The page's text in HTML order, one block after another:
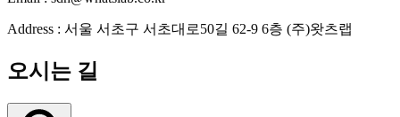
Address : 서울 서초구 서초대로50길 62-9 6층 (주)왓츠랩
오시는 길